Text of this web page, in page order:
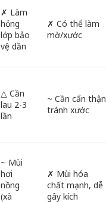
✗ Làm
hỏng
lớp bảo
vệ dần
✗ Có thể làm
mờ/xước
△ Cần
lau 2-3
lần
~ Cần cẩn thận
tránh xước
~ Mùi
hơi
nồng
(xà
✗ Mùi hóa
chất mạnh, dễ
gây kích